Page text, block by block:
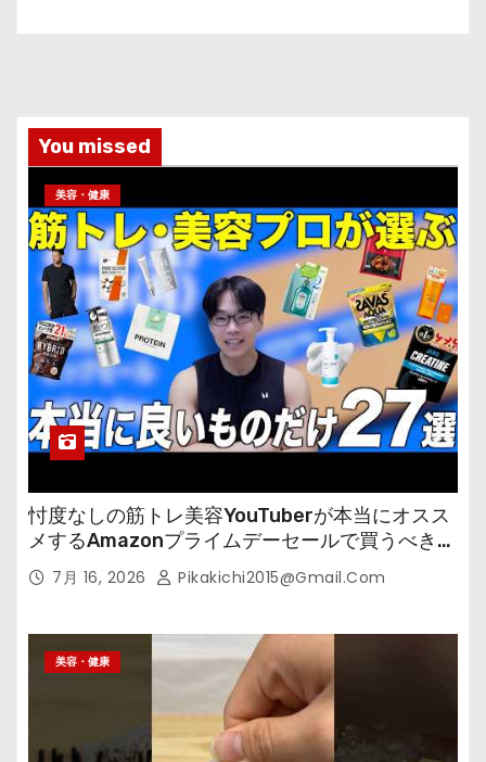
You missed
美容・健康
忖度なしの筋トレ美容YouTuberが本当にオスス
メするAmazonプライムデーセールで買うべきも
の 7月 16, 2026 Pikakichi2015@gmail.com
美容・健康